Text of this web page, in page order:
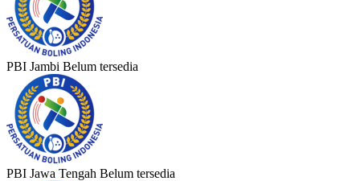
PBI Jambi Belum tersedia
PBI Jawa Tengah Belum tersedia